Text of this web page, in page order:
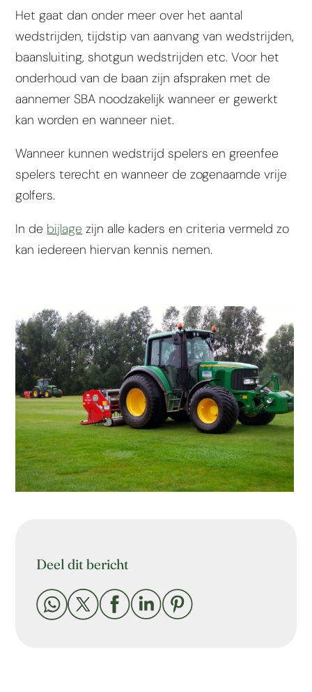
Het gaat dan onder meer over het aantal
wedstrijden, tijdstip van aanvang van wedstrijden,
baansluiting, shotgun wedstrijden etc. Voor het
onderhoud van de baan zijn afspraken met de
aannemer SBA noodzakelijk wanneer er gewerkt
kan worden en wanneer niet.
Wanneer kunnen wedstrijd spelers en greenfee
spelers terecht en wanneer de zogenaamde vrije
golfers.
In de bijlage zijn alle kaders en criteria vermeld zo
kan iedereen hiervan kennis nemen.
Deel dit bericht
    